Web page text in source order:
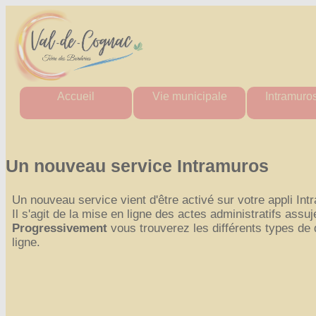
Accueil
Région
Vie municipale
Les élus
Actes administratifs
délibérations
du conseil municipal
Espace France Services
Actes
Tout
Un nouveau service Intramuros
Un nouveau service vient d'être activé sur votre appli
Il s'agit de la mise en ligne des actes administratifs
Progressivement vous trouverez les différents types
ligne.